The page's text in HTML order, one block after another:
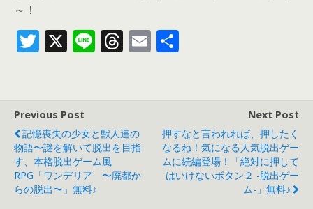
～！
T
er
X Li T
d
s
E
Previous Post
記憶喪失の少女と獣人達の
物語〜謎を解いて脱出を目指
す、本格脱出ゲーム風
RPG「ワンデリア 〜廃都か
らの脱出〜」無料♪
Next Post
押すなと言われれば、押したく
なるね！気になる人気脱出ゲー
ムに続編登場！「絶対に押して
はいけないボタン２ -脱出ゲー
ム-」無料♪